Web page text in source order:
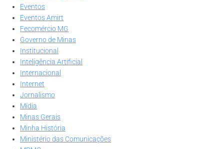
Eventos
Eventos Amirt
Fecomércio MG
Governo de Minas
Institucional
Inteligência Artificial
Internacional
Internet
Jornalismo
Mídia
Minas Gerais
Minha História
Ministério das Comunicações